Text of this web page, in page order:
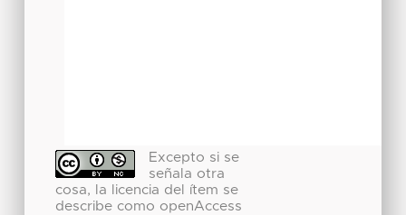
Excepto si se
señala otra
cosa, la licencia del ítem se
describe como openAccess